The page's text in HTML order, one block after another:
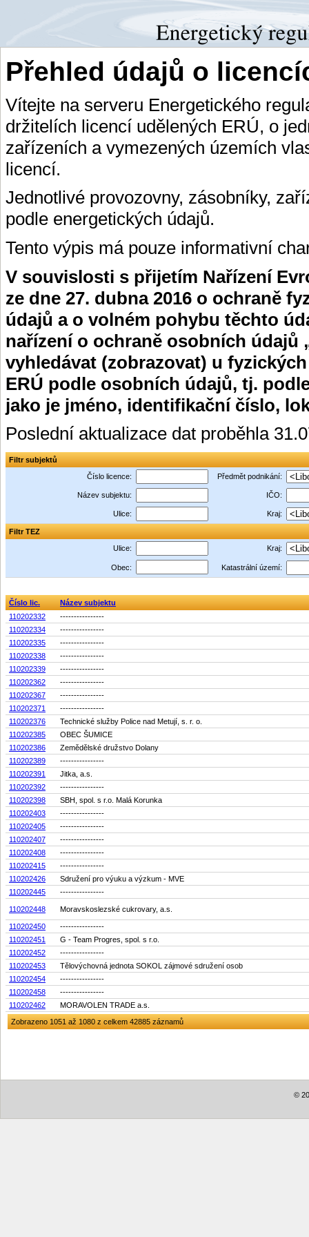
Přehled údajů o
Vítejte na serveru Energetického
držitelích licencí udělených ERÚ, o
zařízeních a vymezených územích
licencí.
Jednotlivé provozovny, zásobníky,
podle energetických údajů.
Tento výpis má pouze informativní
V souvislosti s přijetím Nařízení
ze dne 27. dubna 2016 o ochraně
údajů a o volném pohybu těchto
nařízení o ochraně osobních údajů
vyhledávat (zobrazovat) u
ERÚ podle osobních údajů, tj.
jako je jméno, identifikační číslo,
Poslední aktualizace dat proběhla
Filtr subjektů
Číslo licence:
Předmět podnikání:
Název subjektu: IČO:
Ulice: Kraj:
Filtr TEZ
Ulice:
Kraj:
Obec: Katastrální území:
Číslo lic.
Název subjektu
110202332
----------------
110202334
----------------
110202335
----------------
110202338
----------------
110202339
----------------
110202362
----------------
110202367
----------------
110202371
----------------
110202376
Technické služby Police nad Metují, s. r. o.
110202385
OBEC ŠUMICE
110202386
Zemědělské družstvo Dolany
110202389
----------------
110202391
Jitka, a.s.
110202392
----------------
110202398
SBH, spol. s r.o. Malá Korunka
110202403
----------------
110202405
----------------
110202407
----------------
110202408
----------------
110202415
----------------
110202426
Sdružení pro výuku a výzkum - MVE
110202445
----------------
110202448 Moravskoslezské cukrovary, a.s.
110202450
----------------
110202451
G - Team Progres, spol. s r.o.
110202452
----------------
110202453
Tělovýchovná jednota SOKOL zájmové sdružení osob
110202454
----------------
110202458
----------------
110202462
MORAVOLEN TRADE a.s.
Zobrazeno 1051 až 1080 z celkem 42885 záznamů
©